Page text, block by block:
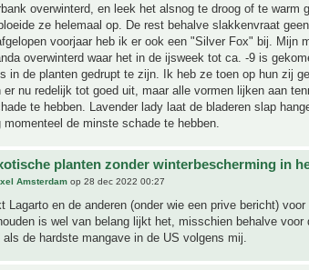
overwinterd, en leek het alsnog te droog of te warm
ze helemaal op. De rest behalve slakkenvraat
voorjaar heb ik er ook een "Silver Fox" bij. Mijn
overwinterd waar het in de ijsweek tot ca. -9 is
in de planten gedrupt te zijn. Ik heb ze toen op hun zij
er nu redelijk tot goed uit, maar alle vormen lijken aan
te hebben. Lavender lady laat de bladeren slap
momenteel de minste schade te hebben.
planten zonder winterbescherming in
Amsterdam op 28 dec 2022 00:27
Lagarto en de anderen (onder wie een prive bericht)
is wel van belang lijkt het, misschien behalve voor
als de hardste mangave in de US volgens mij.